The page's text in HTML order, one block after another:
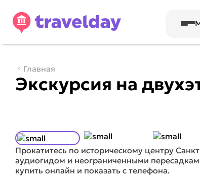
Главная
Экскурсия на
Прокатитесь по историческому центру
аудиогидом и неограниченными
купить онлайн и показать с телефона.